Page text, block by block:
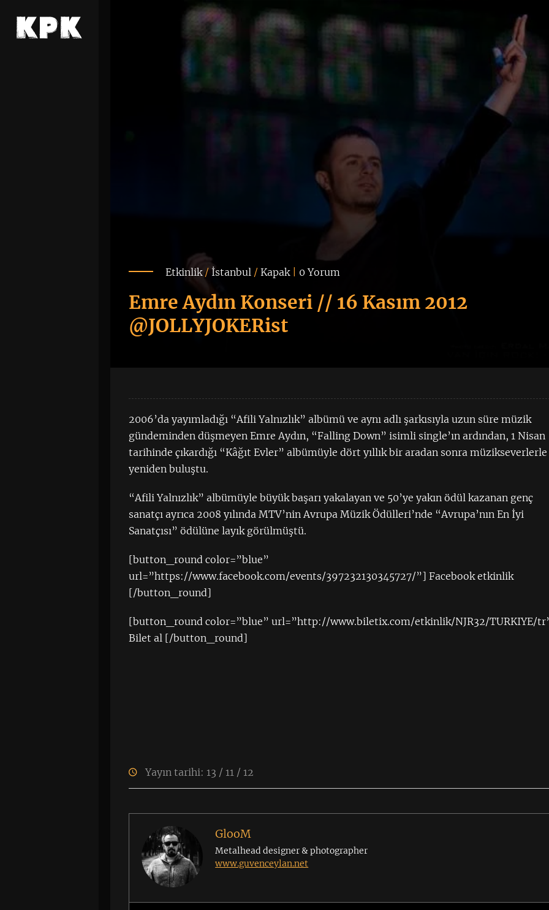
Etkinlik/İstanbul /Kapak| 0 Yorum
Emre Aydın Konseri // 16 Kasım 2012
@JOLLYJOKERist
2006’da yayımladığı “Afili Yalnızlık” albümü ve aynı adlı şarkısıyla uzun süre müzik
gündeminden düşmeyen Emre Aydın, “Falling Down” isimli single’ın ardından, 1 Nisan
tarihinde çıkardığı “Kâğıt Evler” albümüyle dört yıllık bir aradan sonra müzikseverlerle
yeniden buluştu.
“Afili Yalnızlık” albümüyle büyük başarı yakalayan ve 50’ye yakın ödül kazanan genç
sanatçı ayrıca 2008 yılında MTV’nin Avrupa Müzik Ödülleri’nde “Avrupa’nın En İyi
Sanatçısı” ödülüne layık görülmüştü.
[button_round color=”blue”
url=”https://www.facebook.com/events/397232130345727/”] Facebook etkinlik
[/button_round]
[button_round color=”blue” url=”http://www.biletix.com/etkinlik/NJR32/TURKIYE/
Bilet al [/button_round]
Yayın tarihi: 13 / 11 / 12
GlooM
Metalhead designer & photographer
www.guvenceylan.net